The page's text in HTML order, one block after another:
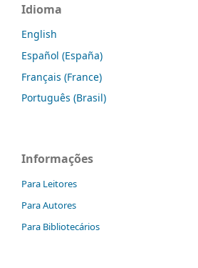
Idioma
English
Español (España)
Français (France)
Português (Brasil)
Informações
Para Leitores
Para Autores
Para Bibliotecários